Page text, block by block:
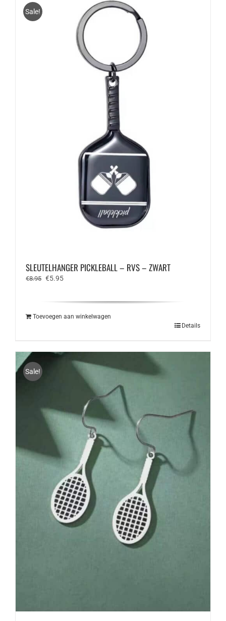
Sale!
SLEUTELHANGER PICKLEBALL – RVS – ZWART
€8.95 Oorspronkelijke
€5.95Huidige
Toevoegen aan winkelwagen
Details
Sale!